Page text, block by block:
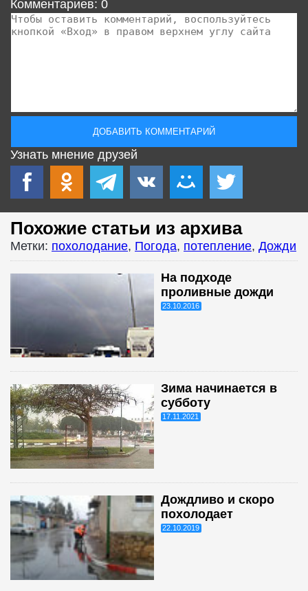
Комментариев: 0
Узнать мнение друзей
Похожие статьи из архива
Метки: похолодание, Погода, потепление, Дожди
На подходе
проливные дожди
23.10.2016
Зима начинается в
субботу
17.11.2021
Дождливо и скоро
похолодает
22.10.2019